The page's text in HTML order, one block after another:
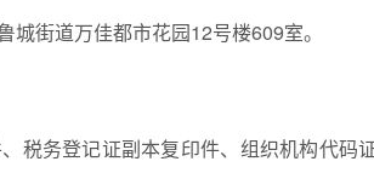
城街道万佳都市花园12号楼609室。
税务登记证副本复印件、组织机构代码